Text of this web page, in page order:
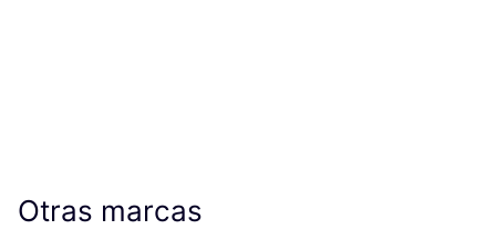
Otras marcas